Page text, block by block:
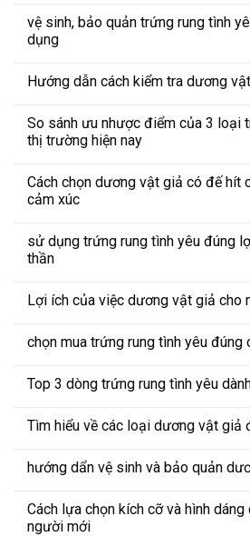
vệ sinh, bảo quản trứng rung tình
dụng
Hướng dẫn cách kiểm tra dương
So sánh ưu nhược điểm của 3 loại
thị trường hiện nay
Cách chọn dương vật giả có đế hít
cảm xúc
sử dụng trứng rung tình yêu đúng
thần
Lợi ích của việc dương vật giả cho
chọn mua trứng rung tình yêu đúng
Top 3 dòng trứng rung tình yêu
Tìm hiểu về các loại dương vật giả
hướng dẩn vệ sinh và bảo quản
Cách lựa chọn kích cỡ và hình
người mới